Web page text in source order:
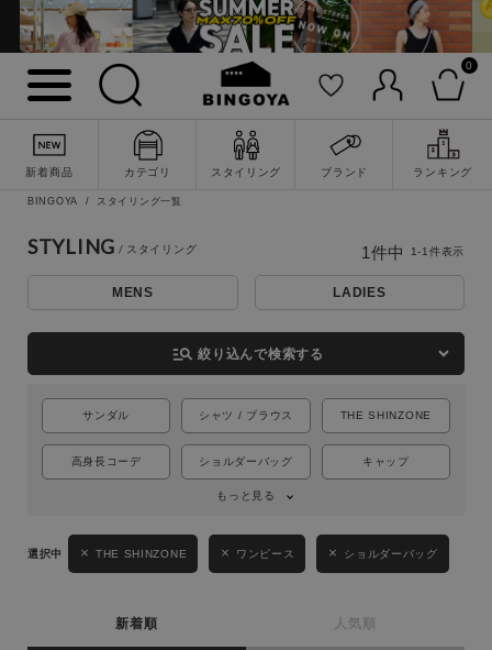
0
新着商品 カテゴリ スタイリング ブランド ランキング
詳細検索
キーワード
BINGOYA スタイリング一覧
STYLING
MENS LADIES
manage_search 絞り込んで検索する
サンダル シャツ / ブラウス THE SHINZONE
高身長コーデ ショルダーバッグ キャップ
もっと見る
THE SHINZONE ワンピース ショルダーバッグ
新着順 人気順
1 件中 1-1件表示